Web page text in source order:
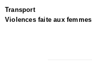
Transport
Violences faite aux femmes